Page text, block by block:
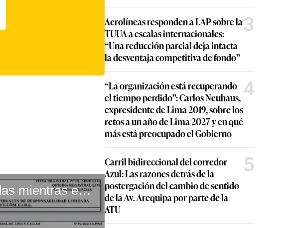
Joaquín Ramírez dirigía empresas investigadas mientras era congresista de Fuerza Popular #VideosEC #UI
Aerolíneas responden a LAP sobre la
TUUA a escalas internacionales:
“Una reducción parcial deja intacta
la desventaja competitiva de fondo”
3
“La organización está recuperando
el tiempo perdido”: Carlos Neuhaus,
expresidente de Lima 2019, sobre los
retos a un año de Lima 2027 y en qué
más está preocupado el Gobierno
4
Carril bidireccional del corredor
Azul: Las razones detrás de la
postergación del cambio de sentido
de la Av. Arequipa por parte de la
ATU
5